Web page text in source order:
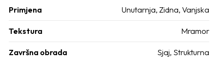
Primjena Unutarnja, Zidna, Vanjska
Tekstura Mramor
Završna obrada Sjaj, Strukturna